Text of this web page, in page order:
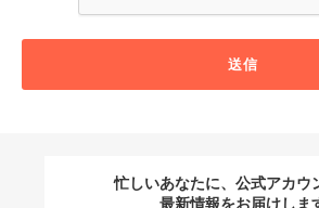
送信
忙しいあなたに、公式アカウ
最新情報をお届けしま